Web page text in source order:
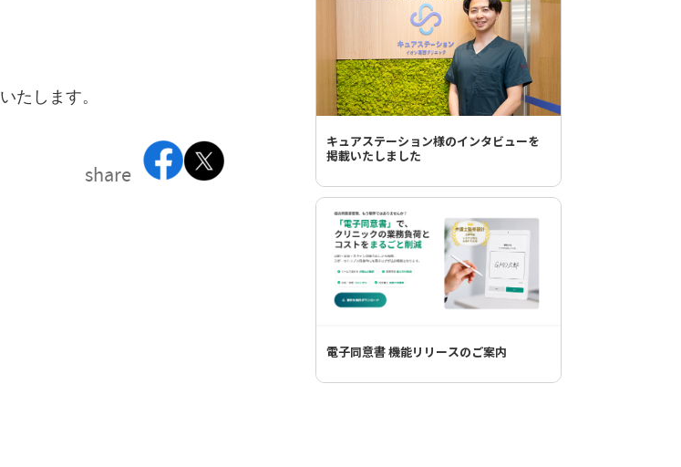
たします。
share
キュアステーション様のインタビューを
掲載いたしました
電子同意書 機能リリースのご案内